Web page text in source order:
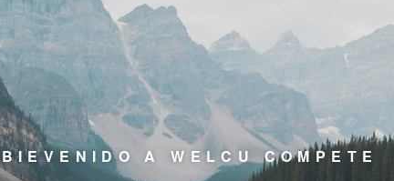
BIEVENIDO A WELCU COMPETE